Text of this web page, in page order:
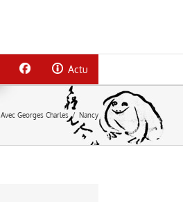
Actu
Avec Georges Charles / Nancy